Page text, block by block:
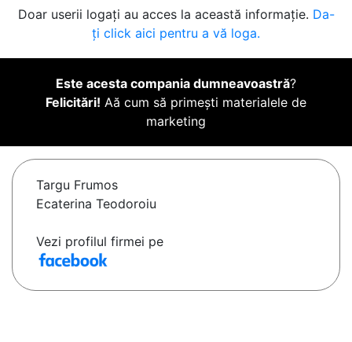
Doar userii logați au acces la această informație. Da-
ți click aici pentru a vă loga.
Este acesta compania dumneavoastră?
Felicitări! Aă cum să primești materialele de
marketing
Targu Frumos
Ecaterina Teodoroiu
Vezi profilul firmei pe